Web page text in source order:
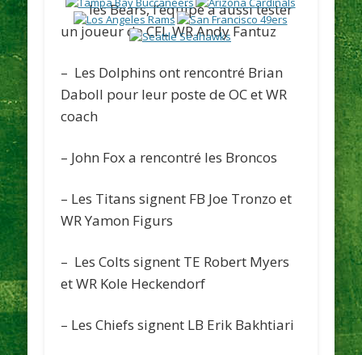
lesBears, l’équipe a aussi tester
un joueur de CFL WR Andy Fantuz
– Les Dolphinsont rencontré Brian
Daboll pour leur poste de OC et WR
coach
– John Fox a rencontré les Broncos
– Les Titanssignent FB Joe Tronzo et
WR Yamon Figurs
– LesColtssignent TE Robert Myers
et WR Kole Heckendorf
– LesChiefssignent LB Erik Bakhtiari